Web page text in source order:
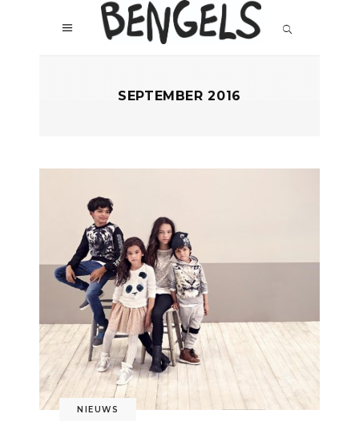
SEPTEMBER 2016
NIEUWS